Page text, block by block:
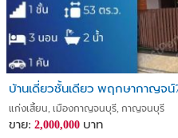
บ้านเดี่ยวชั้นเดียว พฤกษากาญจน์
แก่งเสี้ยน, เมืองกาญจนบุรี, กาญจนบุรี
ขาย: 2,000,000 บาท